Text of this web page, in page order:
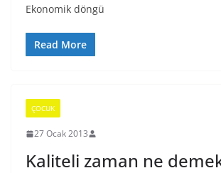
Ekonomik döngü
Read More
ÇOCUK
27 Ocak 2013
Kaliteli zaman ne